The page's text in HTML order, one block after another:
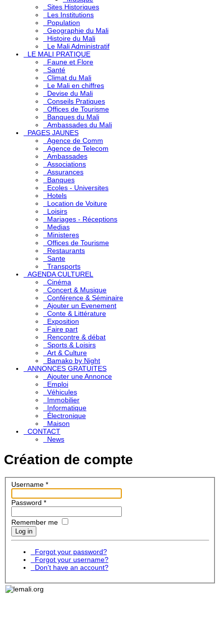
Sites Historiques
Les Institutions
Population
Geographie du Mali
Histoire du Mali
Le Mali Administratif
LE MALI PRATIQUE
Faune et Flore
Santé
Climat du Mali
Le Mali en chiffres
Devise du Mali
Conseils Pratiques
Offices de Tourisme
Banques du Mali
Ambassades du Mali
PAGES JAUNES
Agence de Comm
Agence de Telecom
Ambassades
Associations
Assurances
Banques
Ecoles - Universites
Hotels
Location de Voiture
Loisirs
Mariages - Réceptions
Medias
Ministeres
Offices de Tourisme
Restaurants
Sante
Transports
AGENDA CULTUREL
Cinéma
Concert & Musique
Conférence & Séminaire
Ajouter un Evenement
Conte & Littérature
Exposition
Faire part
Rencontre & débat
Sports & Loisirs
Art & Culture
Bamako by Night
ANNONCES GRATUITES
Ajouter une Annonce
Emploi
Véhicules
Immobilier
Informatique
Électronique
Maison
CONTACT
News
Création de compte
Username*
Password *
Remember me
Log in
Forgot your password?
Forgot your username?
Don't have an account?